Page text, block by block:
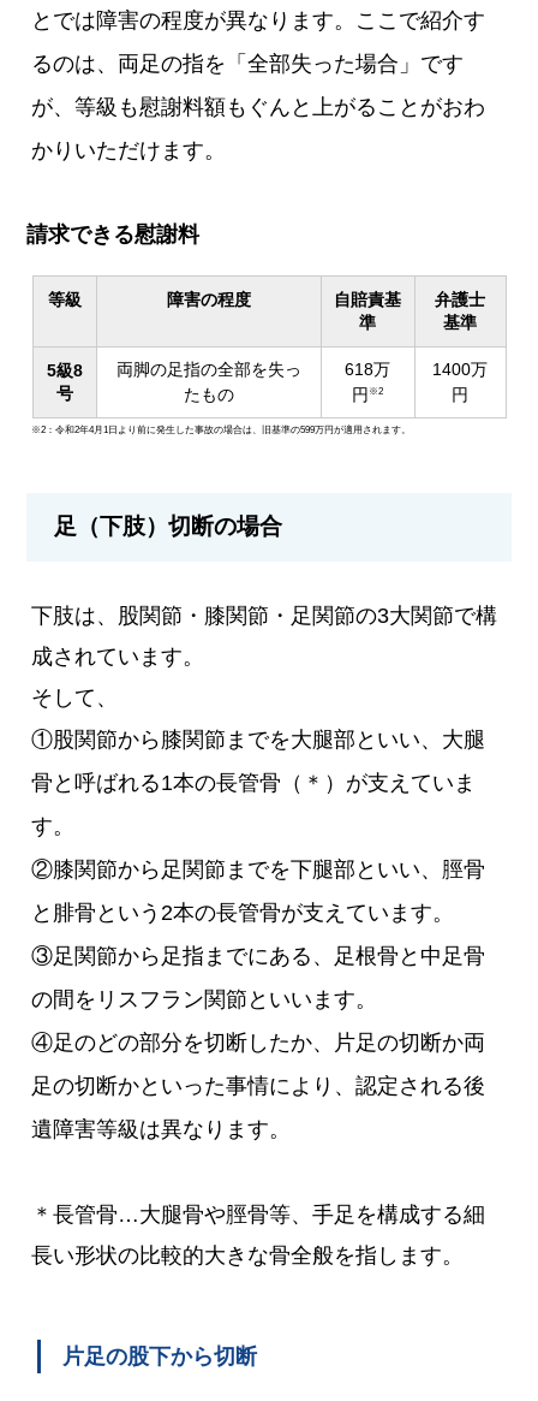
とでは障害の程度が異なります。ここで紹介す
るのは、両足の指を「全部失った場合」です
が、等級も慰謝料額もぐんと上がることがおわ
かりいただけます。
請求できる慰謝料
等級 障害の程度
自賠責基
準
弁護士
基準
5級8
号
両脚の足指の全部を失っ
たもの
618万
円 ※2
1400万
円
※2：令和2年4月1日より前に発生した事故の場合は、旧基準の599万円が適用されます。
足（下肢）切断の場合
下肢は、股関節・膝関節・足関節の3大関節で構
成されています。
そして、
①股関節から膝関節までを大腿部といい、大腿
骨と呼ばれる1本の長管骨（＊）が支えていま
す。
②膝関節から足関節までを下腿部といい、脛骨
と腓骨という2本の長管骨が支えています。
③足関節から足指までにある、足根骨と中足骨
の間をリスフラン関節といいます。
④足のどの部分を切断したか、片足の切断か両
足の切断かといった事情により、認定される後
遺障害等級は異なります。
＊長管骨…大腿骨や脛骨等、手足を構成する細
長い形状の比較的大きな骨全般を指します。
片足の股下から切断